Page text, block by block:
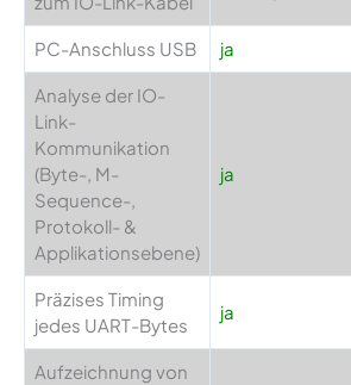
PC-Anschluss USB ja
Analyse der IO-
Link-
Kommunikation
(Byte-, M-
Sequence-,
Protokoll- &
Applikationsebene)
ja
Präzises Timing
jedes UART-Bytes
ja
Aufzeichnung von